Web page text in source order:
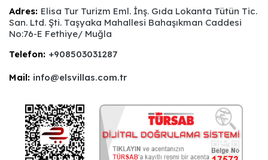
Adres: Elisa Tur Turizm Eml. İnş. Gıda Lokanta Tütün Tic.
San. Ltd. Şti. Taşyaka Mahallesi Bahaşıkman Caddesi
No:76-E Fethiye/ Muğla
Telefon: +908503031287
Mail: info@elsvillas.com.tr